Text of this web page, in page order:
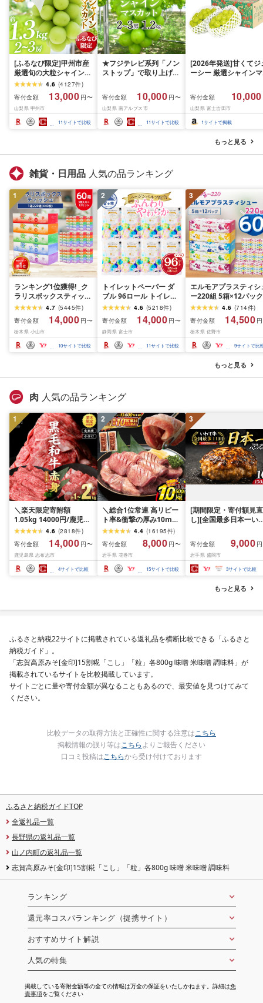
[ふるなび限定]甲州市産
厳選旬の大粒シャインマ
スカット 約1.3kg 2〜3
房[2026年発送]
(MG)B12-472 FN-
Limited-VO シャインマ
スカット フルーツ
4.6 (4127件)
寄付金額
13,000 円〜
山梨県 甲州市
11サイトで比較
★フジテレビ系列「ノン
ストップ」で取り上げら
先行予約]南アルプス市
産シャインマスカット
1.2kg以上(2〜3房)ふる
さと納税 おすすめ 山梨
県 南アルプス市 送料無
寄付金額 10,000 円〜
山梨県 南アルプス市
11サイトで比較
[2026年発送]甘くてジ
ーシー 厳選シャインマ
月前半(1〜15日)から
月下旬までの発送) フ
ーツ ぶどう 果物 山梨
産 2026 旬 大粒 高級
寄付金額 10,000
山梨県 富士吉田市
1サイトで掲載
もっと見る
雑貨・日用品 人気の品ランキング
1
ランキング1位獲得! _ク
ラリスボックスティッシ
ュ60箱(1箱220組(440
枚))(5個入り×12セット)_
ティッシュ ティッシュ
ペーパー 日用品 常備品
生活用品 まとめ買い [配
送不可地域:離島・沖縄
4.7 (5445件)
寄付金額
14,000 円〜
栃木県 小山市
10サイトで比較
2
トイレットペーパー ダ
ブル 96ロール トイレッ
ト[sf002-122]
4.6 (5218件)
寄付金額
14,000 円〜
静岡県 富士市
11サイトで比較
3
エルモアプラスティシ
ー220組 5箱×12パック
(60箱)[離島・沖縄県不
可]_ ティッシュ ティッ
シュペーパー 日用品
耗品 まとめ買い 常備
生活用品 ボックスティ
ッシュ [配送不可地域:
島・沖縄県]
4.6 (714件)
寄付金額
14,500
栃木県 佐野市
9サイトで比
もっと見る
肉 人気の品ランキング
1
＼楽天限定寄附額
1.05kg 14000円/鹿児島
県産 黒毛和牛 牛肉 赤身
モモ ウデ (スライス or
焼肉)[計1kg~2.1kg / 定
期便 全3回] すき焼き し
ゃぶしゃぶ 国産 肉 国産
牛 お肉 モモ肉 牛しゃぶ
4.6 (2818件)
寄付金額
14,000 円〜
鹿児島県 志布志市
4サイトで比較
2
＼総合1位常連 高リピー
ト率&衝撃の厚み10mm
厚切り牛タン 塩味/ ≪ス
ピード発送!!10営業日以
内発送≫ 選べる内容量
500g / 1kg 定期便 毎月
届く 牛肉 肉 BBQ ふるさ
と 人気 ランキング 岩手
4.4 (16195件)
寄付金額
8,000 円〜
岩手県 花巻市
15サイトで比較
3
[期間限定・寄付額見直
し][全国最多日本一い
1.5kg(150g×10個) い
て牛 × 岩中豚 ハンバー
グ 合挽き 合い挽き 黒
和牛 人気 冷凍 個包装
分け 冷凍 牛肉 豚肉 和
ビーフ ポーク はんば
ぐ 挽肉 お肉 ミンチ 肉
キング 1位 1万円以下
寄付金額 9,000
岩手県 盛岡市
3サイトで比較
もっと見る
ふるさと納税22サイトに掲載されている返礼品を横断比較できる「ふるさと
納税ガイド」。
「志賀高原みそ[金印]15割糀「こし」「粒」各800g 味噌 米味噌 調味料」が
掲載されているサイトを比較掲載しています。
サイトごとに量や寄付金額が異なることもあるので、最安値を見つけてみて
ください。
比較データの取得方法と正確性に関する注意はこちら
掲載情報の誤り等はこちらよりご報告ください
口コミ投稿はこちらから受け付けております
ふるさと納税ガイドTOP
全返礼品一覧
長野県の返礼品一覧
山ノ内町の返礼品一覧
志賀高原みそ[金印]15割糀「こし」「粒」各800g 味噌 米味噌 調味料
ランキング
還元率コスパランキング（提携サイト）
おすすめサイト解説
人気の特集
掲載している寄附金額等の全ての情報は万全の保証をいたしかねます。詳細は免
責事項をご覧ください